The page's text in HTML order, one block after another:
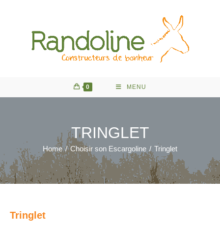
0 MENU
TRINGLET
Home / Choisir son Escargoline / Tringlet
Tringlet